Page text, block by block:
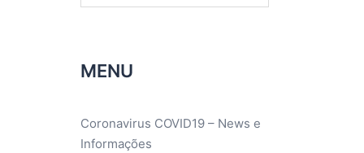
MENU
Coronavirus COVID19 – News e
Informações